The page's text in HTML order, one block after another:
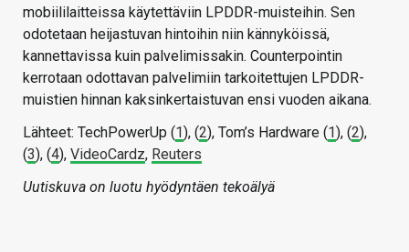
mobiililaitteissa käytettäviin LPDDR-muisteihin. Sen
odotetaan heijastuvan hintoihin niin kännyköissä,
kannettavissa kuin palvelimissakin. Counterpointin
kerrotaan odottavan palvelimiin tarkoitettujen LPDDR-
muistien hinnan kaksinkertaistuvan ensi vuoden aikana.
Lähteet: TechPowerUp (1), (2), Tom’s Hardware (1), (2),
(3), (4), VideoCardz, Reuters
Uutiskuva on luotu hyödyntäen tekoälyä